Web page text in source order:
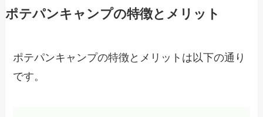
ポテパンキャンプの特徴とメリット
ポテパンキャンプの特徴とメリットは以下の通り
です。